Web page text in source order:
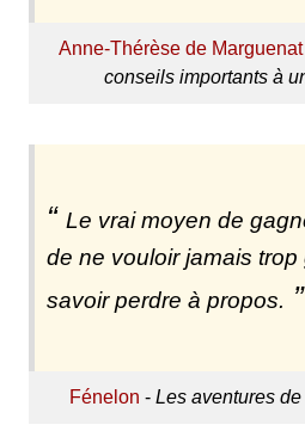
Anne-Thérèse de
conseils importants à
Le vrai moyen de
de ne vouloir jamais trop
savoir perdre à propos.
Fénelon - Les aventures